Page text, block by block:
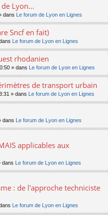
Lyon...
dans Le forum de Lyon en Lignes
Sncf en fait)
Le forum de Lyon en Lignes
rhodanien
» dans Le forum de Lyon en Lignes
de transport urbain
» dans Le forum de Lyon en Lignes
dans Le forum de Lyon en Lignes
applicables aux
dans Le forum de Lyon en Lignes
: de l'approche techniciste
Le forum de Lyon en Lignes